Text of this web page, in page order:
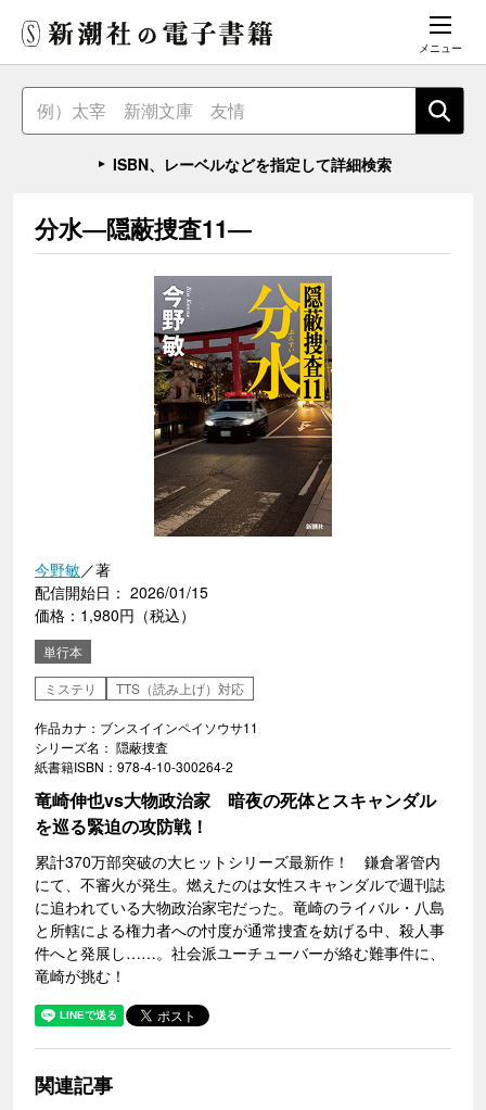
メニュー
ISBN、レーベルなどを指定して詳細検索
分水―隠蔽捜査11―
今野敏／著
配信開始日： 2026/01/15
価格：1,980円（税込）
単行本
ミステリ
TTS（読み上げ）対応
作品カナ：ブンスイインペイソウサ11
シリーズ名： 隠蔽捜査
紙書籍ISBN：978-4-10-300264-2
竜崎伸也vs大物政治家 暗夜の死体とスキャンダル
を巡る緊迫の攻防戦！
累計370万部突破の大ヒットシリーズ最新作！ 鎌倉署管内
にて、不審火が発生。燃えたのは女性スキャンダルで週刊誌
に追われている大物政治家宅だった。竜崎のライバル・八島
と所轄による権力者への忖度が通常捜査を妨げる中、殺人事
件へと発展し……。社会派ユーチューバーが絡む難事件に、
竜崎が挑む！
関連記事